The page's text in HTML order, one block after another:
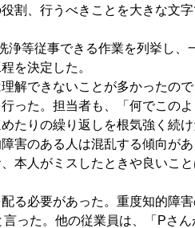
割、行うべきことを大きな文
等従事できる作業を列挙し、
を決定した。
解できないことが多かったの
った。担当者も、「何でこの
たりの繰り返しを根気強く続け
害のある人は混乱する傾向が
本人がミスしたときや良いこ
る必要があった。重度知的障
った。他の従業員は、「Pさ